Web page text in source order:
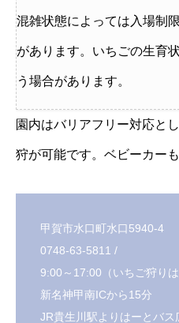
混雑状態によっては入場制
があります。いちごの生育
う場合があります。
園内はバリアフリー対応と
狩が可能です。ベビーカーも
甲賀市水口町水口5940-4
0748-63-5811 /
9:00～17:00（いちご狩り
新名神甲南ICから15分
JR貴生川駅よりはーとバ